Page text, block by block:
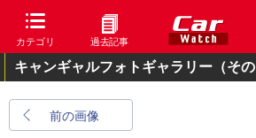
カテゴリ 過去記事
キャンギャルフォトギャラリー（その
前の画像